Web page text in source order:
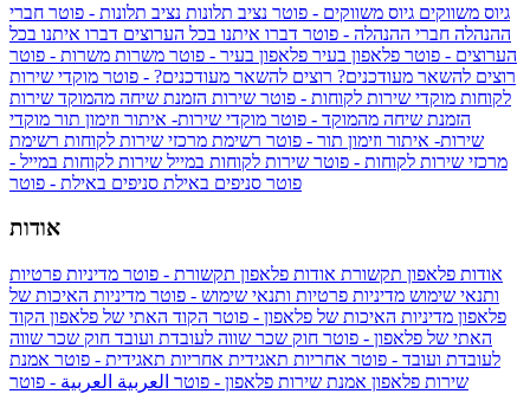
גיוס משווקים גיוס משווקים - פוטר נציב תלונות נציב תלונות - פוטר חברי
ההנהלה חברי ההנהלה - פוטר דברו איתנו בכל הערוצים דברו איתנו בכל
הערוצים - פוטר פלאפון בעיר פלאפון בעיר - פוטר משרות משרות - פוטר
רוצים להשאר מעודכנים? רוצים להשאר מעודכנים? - פוטר מוקדי שירות
לקוחות מוקדי שירות לקוחות - פוטר שירות הזמנת שיחה מהמוקד שירות
הזמנת שיחה מהמוקד - פוטר מוקדי שירות- איתור וזימון תור מוקדי
שירות- איתור וזימון תור - פוטר רשימת מרכזי שירות לקוחות רשימת
מרכזי שירות לקוחות - פוטר שירות לקוחות במייל שירות לקוחות במייל -
פוטר סניפים באילת סניפים באילת - פוטר
אודות
אודות פלאפון תקשורת אודות פלאפון תקשורת - פוטר מדיניות פרטיות
ותנאי שימוש מדיניות פרטיות ותנאי שימוש - פוטר מדיניות האיכות של
פלאפון מדיניות האיכות של פלאפון - פוטר הקוד האתי של פלאפון הקוד
האתי של פלאפון - פוטר חוק שכר שווה לעובדת ועובד חוק שכר שווה
לעובדת ועובד - פוטר אחריות תאגידית אחריות תאגידית - פוטר אמנת
שירות פלאפון אמנת שירות פלאפון - פוטר العربية العربية - פוטר